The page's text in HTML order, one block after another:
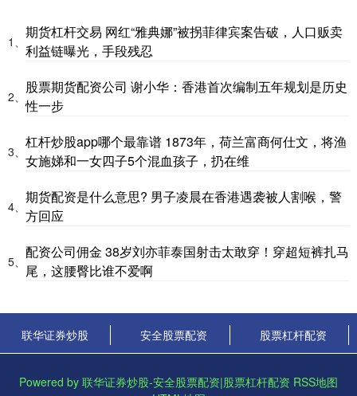
1、
期货杠杆交易 网红“雅典娜”被拐菲律宾案告破，人口贩卖
利益链曝光，手段残忍
2、
股票期货配资公司 谢小华：香港首次编制五年规划是历史
性一步
3、
杠杆炒股app哪个最靠谱 1873年，荷兰富商何仕文，将渔
女施娣和一女四子5个混血孩子，扔在维
4、
期货配资是什么意思? 男子凌晨在香港遇袭被人割喉，警
方回应
5、
配资公司佣金 38岁刘亦菲泰国射击太敢穿！穿超短裤扎马
尾，这腰臀比谁不爱啊
联华证券炒股 安全股票配资 股票杠杆配资
Powered by 联华证券炒股-安全股票配资|股票杠杆配资 RSS地图